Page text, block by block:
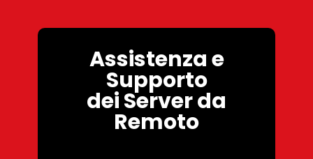
Assistenza e
Supporto
dei Server da
Remoto